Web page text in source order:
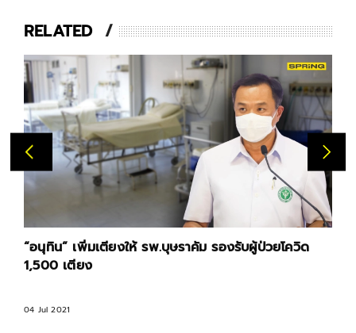
RELATED
สธ.เผย "รพ.บุษราคัม" วันแรก รับผู้ติดเชื้อกลุ่มสีเหลือง
เข้ารักษา 137 ราย
15 May 2021